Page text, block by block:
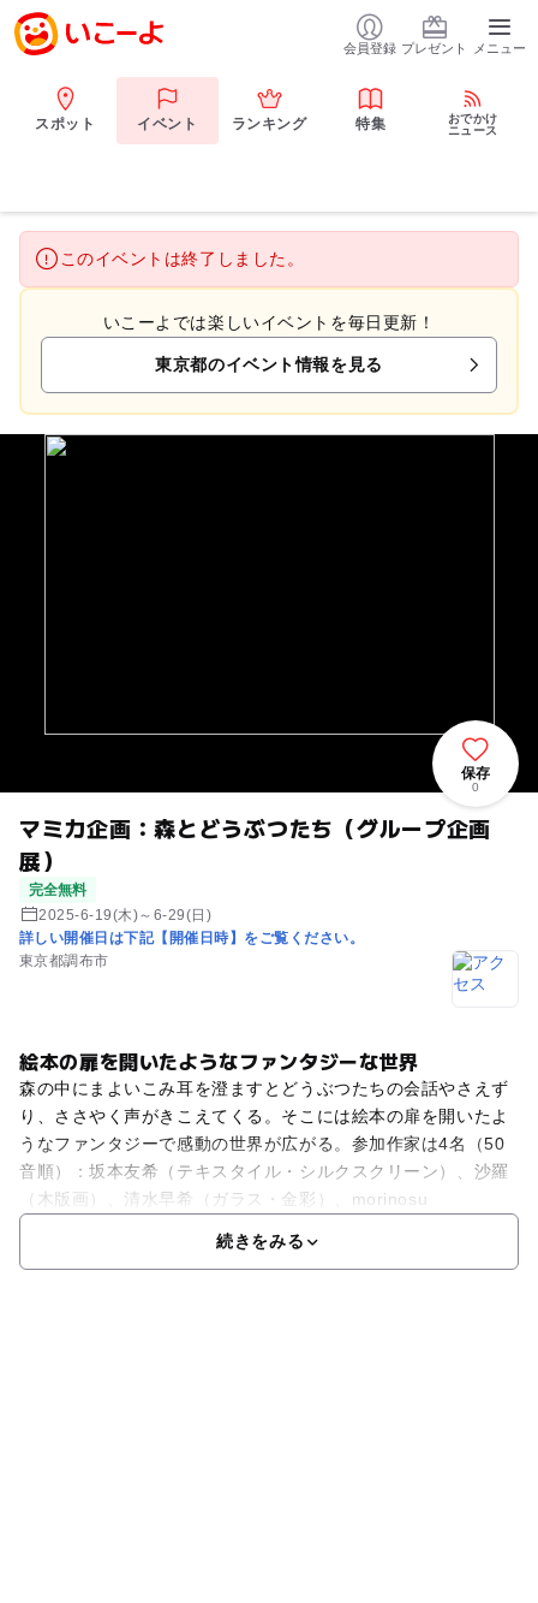
会員登録 プレゼント メニュー
スポット イベント ランキング 特集
おでかけ
ニュース
このイベントは終了しました。
いこーよでは楽しいイベントを毎日更新！
東京都のイベント情報を見る
マミカ企画：森とどうぶつたち（グループ企画
展）
完全無料
2025-6-19(木)～6-29(日)
詳しい開催日は下記【開催日時】をご覧ください。
東京都調布市
保存
0
絵本の扉を開いたようなファンタジーな世界
森の中にまよいこみ耳を澄ますとどうぶつたちの会話やさえず
り、ささやく声がきこえてくる。そこには絵本の扉を開いたよ
うなファンタジーで感動の世界が広がる。参加作家は4名（50
音順）：坂本友希（テキスタイル・シルクスクリーン）、沙羅
（木版画）、清水早希（ガラス・金彩）、morinosu
続きをみる